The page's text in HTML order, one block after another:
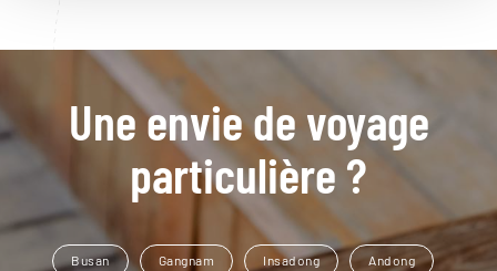
Une envie de voyage
particulière ?
Busan Gangnam Insadong Andong